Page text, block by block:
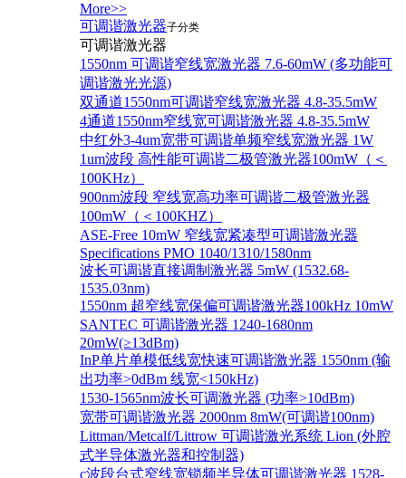
More>>
可调谐激光器子分类
可调谐激光器
1550nm 可调谐窄线宽激光器 7.6-60mW (多功能可
调谐激光光源)
双通道1550nm可调谐窄线宽激光器 4.8-35.5mW
4通道1550nm窄线宽可调谐激光器 4.8-35.5mW
中红外3-4um宽带可调谐单频窄线宽激光器 1W
1um波段 高性能可调谐二极管激光器100mW（＜
100KHz）
900nm波段 窄线宽高功率可调谐二极管激光器
100mW（＜100KHZ）
ASE-Free 10mW 窄线宽紧凑型可调谐激光器
Specifications PMO 1040/1310/1580nm
波长可调谐直接调制激光器 5mW (1532.68-
1535.03nm)
1550nm 超窄线宽保偏可调谐激光器100kHz 10mW
SANTEC 可调谐激光器 1240-1680nm
20mW(≥13dBm)
InP单片单模低线宽快速可调谐激光器 1550nm (输
出功率>0dBm 线宽<150kHz)
1530-1565nm波长可调激光器 (功率>10dBm)
宽带可调谐激光器 2000nm 8mW(可调谐100nm)
Littman/Metcalf/Littrow 可调谐激光系统 Lion (外腔
式半导体激光器和控制器)
c波段台式窄线宽锁频半导体可调谐激光器 1528-